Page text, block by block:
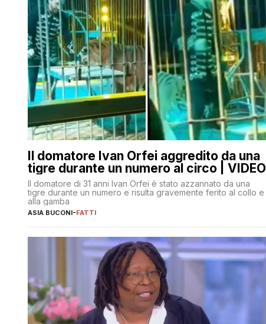
Il domatore Ivan Orfei aggredito da una
tigre durante un numero al circo | VIDEO
Il domatore di 31 anni Ivan Orfei è stato azzannato da una
tigre durante un numero e risulta gravemente ferito al collo e
alla gamba
ASIA BUCONI-FATTI